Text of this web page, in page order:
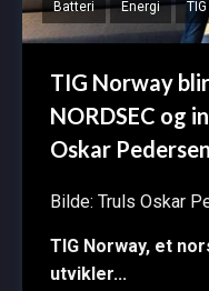
Batteri Energi
TIG Norway
NORDSEC og
Oskar Pedersen
Bilde: Truls Oskar
TIG Norway, et
utvikler...